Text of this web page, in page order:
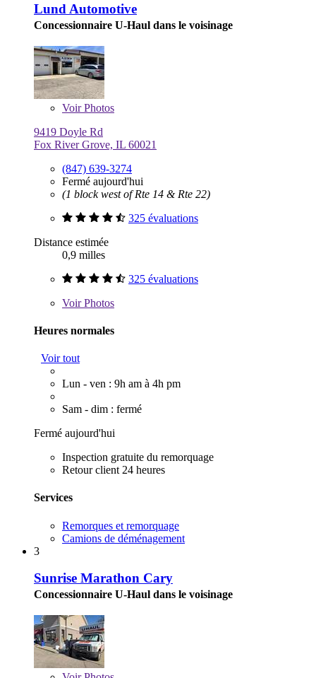
Lund Automotive
Concessionnaire U-Haul dans le voisinage
VoirPhotos
9419 Doyle Rd
Fox River Grove, IL 60021
(847) 639-3274
Fermé aujourd'hui
(1 block west of Rte 14 & Rte 22)
325 évaluations
Distance estimée
0,9 milles
325 évaluations
VoirPhotos
Heures normales
Voir tout
Lun - ven : 9h am à 4h pm
Sam - dim : fermé
Fermé aujourd'hui
Inspection gratuite du remorquage
Retour client 24 heures
Services
Remorques et remorquage
Camions de déménagement
3
Sunrise Marathon Cary
Concessionnaire U-Haul dans le voisinage